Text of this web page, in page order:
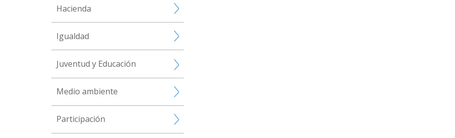
Hacienda
Igualdad
Juventud y Educación
Medio ambiente
Participación